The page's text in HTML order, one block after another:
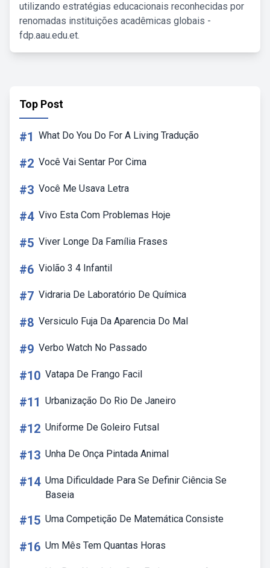
utilizando estratégias educacionais reconhecidas por
renomadas instituições acadêmicas globais -
fdp.aau.edu.et.
Top Post
#1 What Do You Do For A Living Tradução
#2 Você Vai Sentar Por Cima
#3 Você Me Usava Letra
#4 Vivo Esta Com Problemas Hoje
#5 Viver Longe Da Família Frases
#6 Violão 3 4 Infantil
#7 Vidraria De Laboratório De Química
#8 Versiculo Fuja Da Aparencia Do Mal
#9 Verbo Watch No Passado
#10 Vatapa De Frango Facil
#11 Urbanização Do Rio De Janeiro
#12 Uniforme De Goleiro Futsal
#13 Unha De Onça Pintada Animal
#14 Uma Dificuldade Para Se Definir Ciência Se
Baseia
#15 Uma Competição De Matemática Consiste
#16 Um Mês Tem Quantas Horas